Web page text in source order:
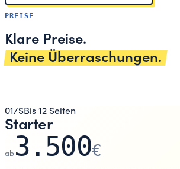
PREISE
Klare Preise.
Keine Überraschungen.
01/SBis 12 Seiten
Starter
ab 3.500€